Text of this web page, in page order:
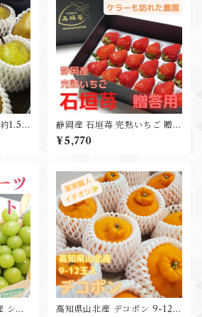
1.5k
静岡産 石垣苺 完熟いちご 贈答
用 プレゼント ギフト
¥5,770
シャ
高知県山北産 デコポン 9-12玉